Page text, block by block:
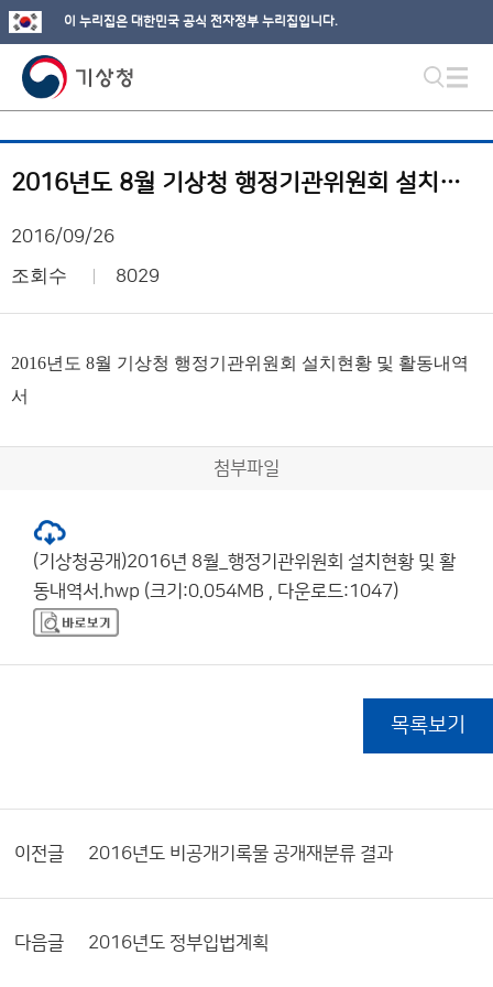
이 누리집은 대한민국 공식 전자정부 누리집입니다.
2016년도 8월 기상청 행정기관위원회 설치현황 및 활동내역서
2016/09/26
조회수 8029
2016년도 8월 기상청 행정기관위원회 설치현황 및 활동내역
서
첨부파일
(기상청공개)2016년 8월_행정기관위원회 설치현황 및 활
동내역서.hwp (크기:0.054MB , 다운로드:1047)
목록보기
이전글 2016년도 비공개기록물 공개재분류 결과
다음글 2016년도 정부입법계획